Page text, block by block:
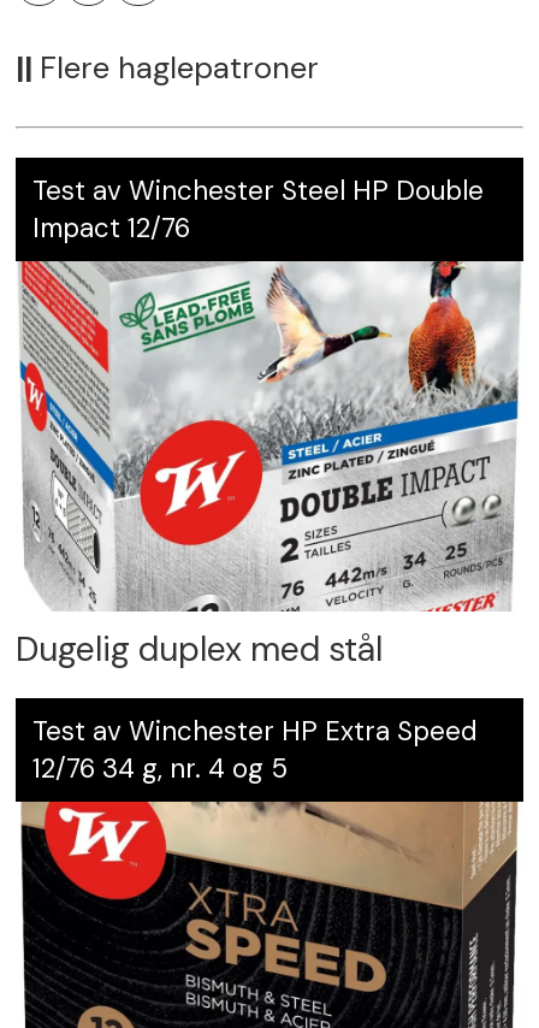
|| Flere haglepatroner
Test av Winchester Steel HP Double
Impact 12/76
Dugelig duplex med stål
Test av Winchester HP Extra Speed
12/76 34 g, nr. 4 og 5